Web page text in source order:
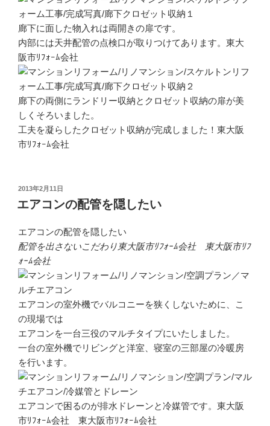
廊下に面した物入れは両開きの扉です。
内部には天井配管の点検口が取りつけてあります。東大
阪市ﾘﾌｫｰﾑ会社
廊下の両側にランドリー収納とクロゼット収納の扉が美
しくそろいました。
工夫を凝らしたクロゼット収納が完成しました！東大阪
市ﾘﾌｫｰﾑ会社
投
日:
2013年2月11日
エアコンの配管を隠したい
エアコンの配管を隠したい
配管を出さないこだわり東大阪市ﾘﾌｫｰﾑ会社 東大阪市ﾘﾌ
ｫｰﾑ会社
エアコンの室外機でバルコニーを狭くしないために、こ
の現場では
エアコンを一台三役のマルチタイプにいたしました。
一台の室外機でリビングと洋室、寝室の三部屋の冷暖房
を行います。
エアコンで困るのが排水ドレーンと冷媒管です。東大阪
市ﾘﾌｫｰﾑ会社 東大阪市ﾘﾌｫｰﾑ会社